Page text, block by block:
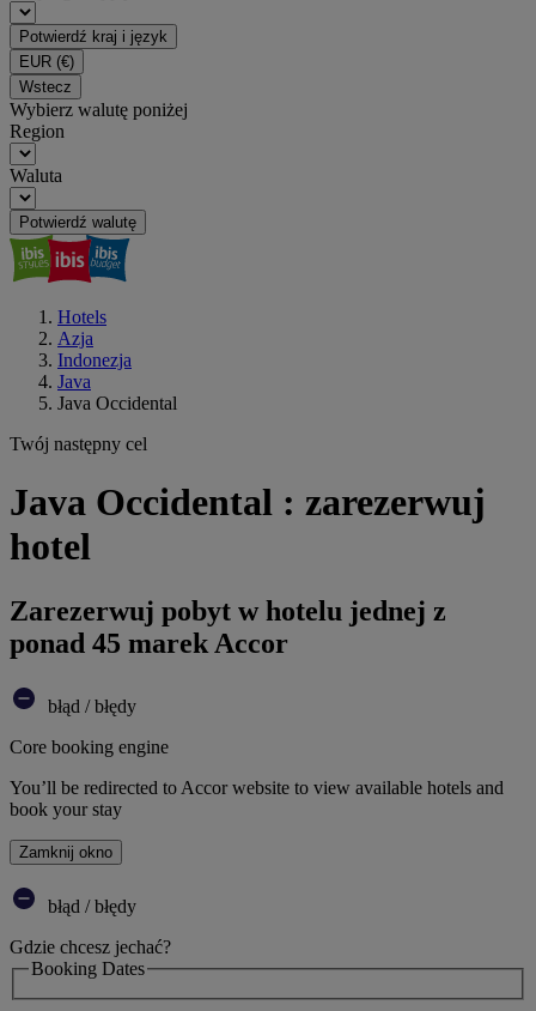
Potwierdź kraj i język
EUR (€)
Wstecz
Wybierz walutę poniżej
Region
Waluta
Potwierdź walutę
Hotels
Azja
Indonezja
Java
Java Occidental
Twój następny cel
Java Occidental : zarezerwuj
hotel
Zarezerwuj pobyt w hotelu jednej z
ponad 45 marek Accor
błąd / błędy
Core booking engine
You’ll be redirected to Accor website to view available hotels and
book your stay
Zamknij okno
błąd / błędy
Gdzie chcesz jechać?
Booking Dates